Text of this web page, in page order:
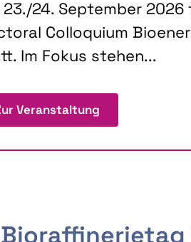
23./24. September
Colloquium
Im Fokus stehen...
Veranstaltung: 9th Doctoral